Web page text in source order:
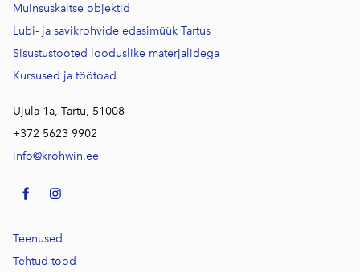
Muinsuskaitse objektid
Lubi- ja savikrohvide edasimüük Tartus
Sisustustooted looduslike materjalidega
Kursused ja töötoad
Ujula 1a, Tartu, 51008
+372 5623 9902
info@krohwin.ee
Teenused
Tehtud tööd